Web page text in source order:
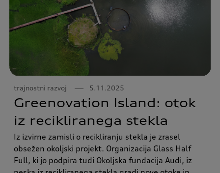
trajnostni razvoj 5.11.2025
Greenovation Island: otok
iz recikliranega stekla
Iz izvirne zamisli o recikliranju stekla je zrasel
obsežen okoljski projekt. Organizacija Glass Half
Full, ki jo podpira tudi Okoljska fundacija Audi, iz